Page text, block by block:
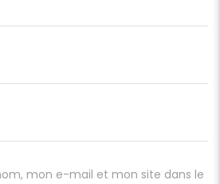
mon e-mail et mon site dans le